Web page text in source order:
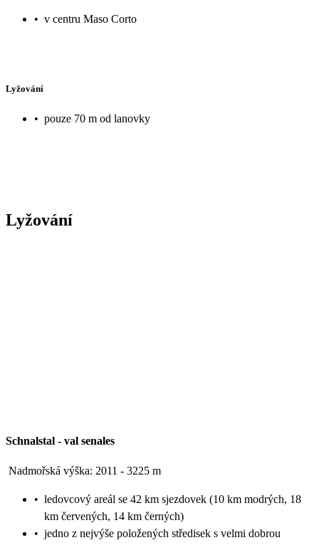
• v centru Maso Corto
Lyžování
• pouze 70 m od lanovky
Lyžování
Schnalstal - val senales
Nadmořská výška: 2011 - 3225 m
• ledovcový areál se 42 km sjezdovek (10 km modrých, 18
km červených, 14 km černých)
• jedno z nejvýše položených středisek s velmi dobrou